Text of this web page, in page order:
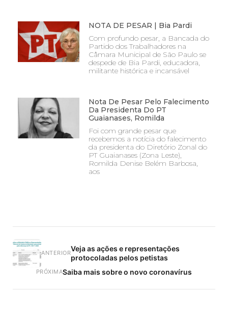
NOTA DE PESAR | Bia Pardi
Com profundo pesar, a Bancada do
Partido dos Trabalhadores na
Câmara Municipal de São Paulo se
despede de Bia Pardi, educadora,
militante histórica e incansável
Nota De Pesar Pelo Falecimento
Da Presidenta Do PT
Guaianases, Romilda
Foi com grande pesar que
recebemos a notícia do falecimento
da presidenta do Diretório Zonal do
PT Guaianases (Zona Leste),
Romilda Denise Belém Barbosa,
aos
ANTERIORVeja as ações e representações
protocoladas pelos petistas
PRÓXIMASaiba mais sobre o novo coronavírus